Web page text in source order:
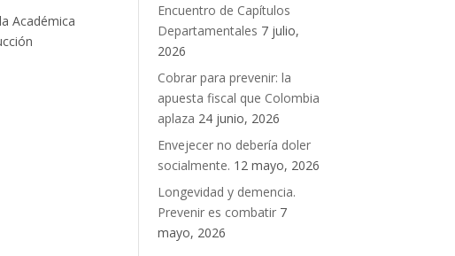
Académica
Encuentro de Capítulos
Departamentales 7 julio,
2026
Cobrar para prevenir: la
apuesta fiscal que Colombia
aplaza 24 junio, 2026
Envejecer no debería doler
socialmente. 12 mayo, 2026
Longevidad y demencia.
Prevenir es combatir 7
mayo, 2026